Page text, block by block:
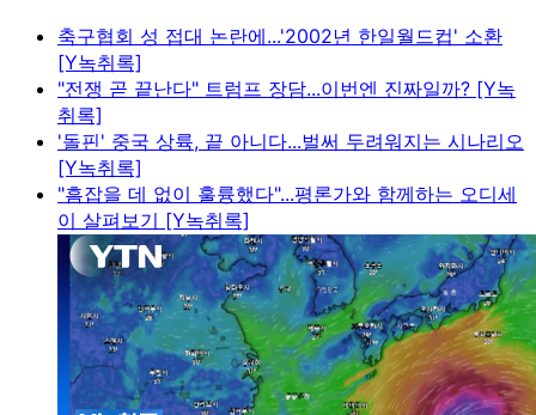
축구협회 성 접대 논란에...'2002년 한일월드컵' 소환
[Y녹취록]
"전쟁 곧 끝난다" 트럼프 장담...이번엔 진짜일까? [Y녹
취록]
'돌핀' 중국 상륙, 끝 아니다...벌써 두려워지는 시나리오
[Y녹취록]
"흠잡을 데 없이 훌륭했다"...평론가와 함께하는 오디세
이 살펴보기 [Y녹취록]